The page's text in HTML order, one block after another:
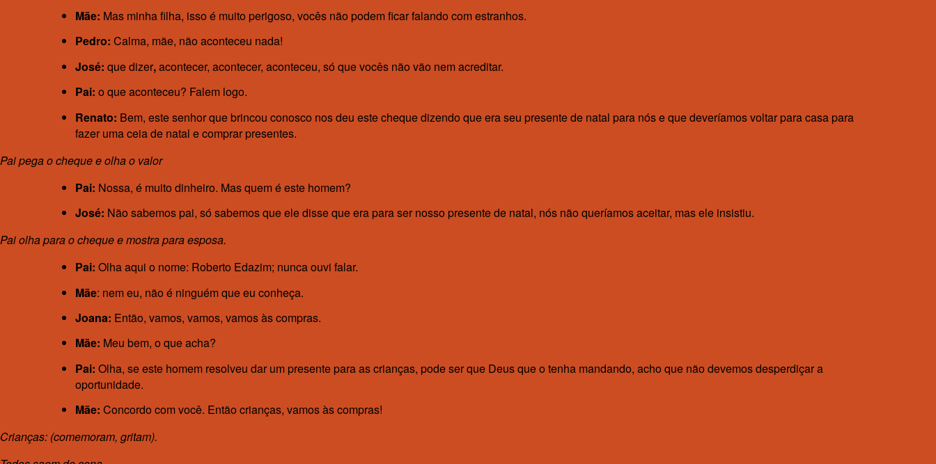
Mãe: Mas minha filha, isso é muito perigoso, vocês não podem ficar falando com estranhos.
Pedro: Calma, mãe, não aconteceu nada!
José: que dizer,acontecer, acontecer, aconteceu, só que vocês não vão nem acreditar.
Pai: o que aconteceu? Falem logo.
Renato: Bem, este senhor que brincou conosco nos deu este cheque dizendo que era seu presente de natal para nós e que deveríamos voltar para casa para
fazer uma ceia de natal e comprar presentes.
Pai pega o cheque e olha o valor
Pai: Nossa, é muito dinheiro. Mas quem é este homem?
José: Não sabemos pai, só sabemos que ele disse que era para ser nosso presente de natal, nós não queríamos aceitar, mas ele insistiu.
Pai olha para o cheque e mostra para esposa.
Pai: Olha aqui o nome: Roberto Edazim; nunca ouvi falar.
Mãe: nem eu, não é ninguém que eu conheça.
Joana: Então, vamos, vamos, vamos às compras.
Mãe: Meu bem, o que acha?
Pai: Olha, se este homem resolveu dar um presente para as crianças, pode ser que Deus que o tenha mandando, acho que não devemos desperdiçar a
oportunidade.
Mãe: Concordo com você. Então crianças, vamos às compras!
Crianças: (comemoram, gritam).